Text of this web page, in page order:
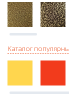
Каталог